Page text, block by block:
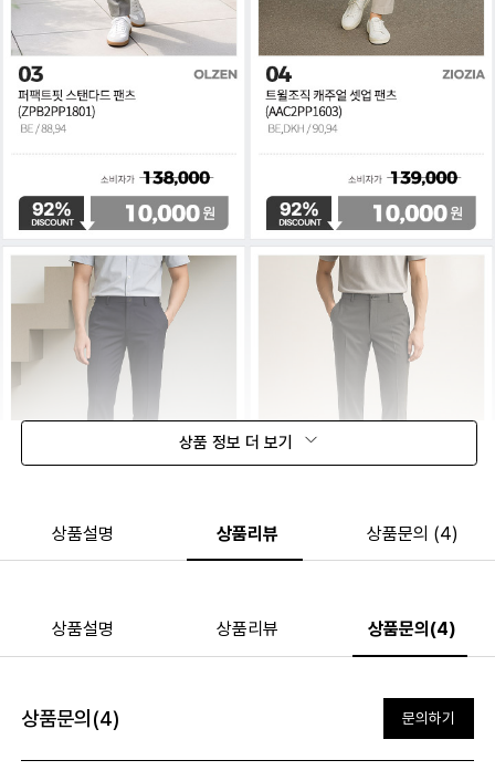
상품 정보 더 보기
상품설명 상품리뷰 상품문의 (4)
상품설명 상품리뷰 상품문의(4)
상품문의(4) 문의하기